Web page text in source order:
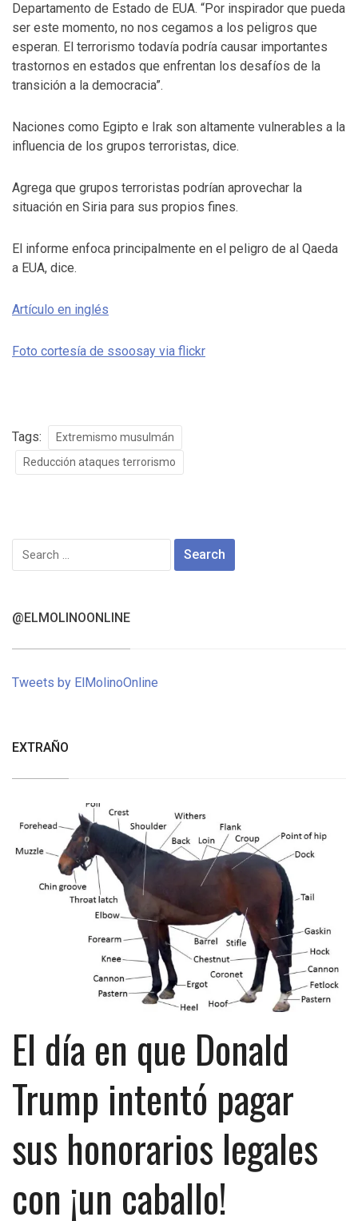
Departamento de Estado de EUA. “Por inspirador que pueda
ser este momento, no nos cegamos a los peligros que
esperan. El terrorismo todavía podría causar importantes
trastornos en estados que enfrentan los desafíos de la
transición a la democracia”.
Naciones como Egipto e Irak son altamente vulnerables a la
influencia de los grupos terroristas, dice.
Agrega que grupos terroristas podrían aprovechar la
situación en Siria para sus propios fines.
El informe enfoca principalmente en el peligro de al Qaeda
a EUA, dice.
Artículo en inglés
Foto cortesía de ssoosay via flickr
Tags:
Extremismo musulmán
Reducción ataques terrorismo
Search
for:
@ELMOLINOONLINE
Tweets by ElMolinoOnline
EXTRAÑO
El día en que Donald
Trump intentó pagar
sus honorarios legales
con ¡un caballo!